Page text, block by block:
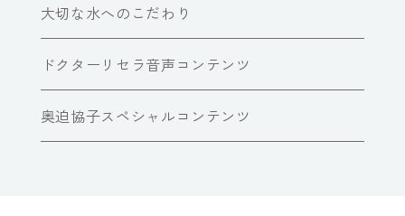
大切な水へのこだわり
ドクターリセラ音声コンテンツ
奥迫協子スペシャルコンテンツ